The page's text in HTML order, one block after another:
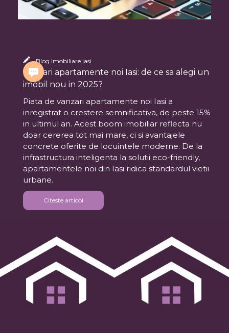
Blog Imobiliare Iasi
Vanzari apartamente noi Iasi: de ce sa alegi un
imobil nou in 2025?
Piata de vanzari apartamente noi Iasi a
inregistrat o crestere semnificativa, de peste 15%
in ultimul an. Acest boom imobiliar reflecta nu
doar cererea tot mai mare, ci si avantajele
concrete oferite de locuintele moderne. De la
infrastructura inteligenta la solutii eco-friendly,
apartamentele noi din Iasi ridica standardul vietii
urbane.
Citeste articol